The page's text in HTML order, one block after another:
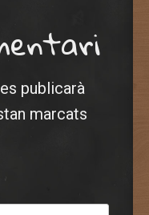
publicarà
marcats